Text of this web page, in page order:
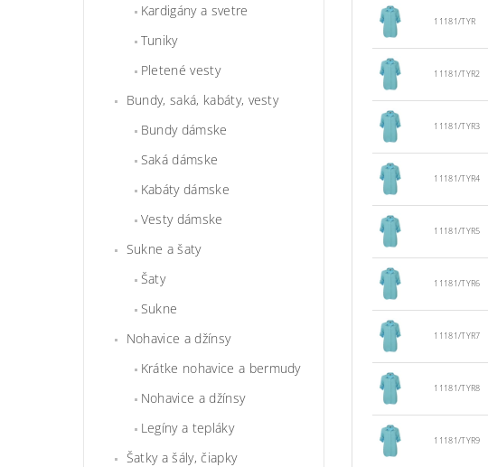
Kardigány a svetre
Tuniky
Pletené vesty
Bundy, saká, kabáty, vesty
Bundy dámske
Saká dámske
Kabáty dámske
Vesty dámske
Sukne a šaty
Šaty
Sukne
Nohavice a džínsy
Krátke nohavice a bermudy
Nohavice a džínsy
Legíny a tepláky
Šatky a šály, čiapky
11181/TYR
11181/TYR2
11181/TYR3
11181/TYR4
11181/TYR5
11181/TYR6
11181/TYR7
11181/TYR8
11181/TYR9